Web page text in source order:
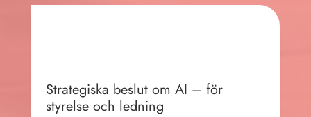
Strategiska beslut om AI – för
styrelse och ledning